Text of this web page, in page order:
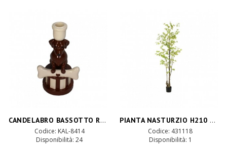
CANDELABRO BASSOTTO RES. 12X11 H22-marro
Codice: KAL-8414
Disponibilità: 24
PIANTA NASTURZIO H210 cm PN *
Codice: 431118
Disponibilità: 1